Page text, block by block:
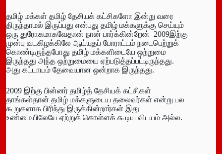
தமிழ் மக்கள் தமிழ் தேசியக் கட்சிகளோ இன்று வரை
திருந்தாமல் இருப்பது என்பது தமிழ் மக்களுக்கு செய்யும்
ஒரு துரோகமாகவேதான் நான் பார்க்கின்றேன் 2009இற்கு
முன்பு வடகிழக்கிலே ஆய்யுதப் போராட்டம் நடைபெற்றுக்
கொண்டிருந்தபோது தமிழ் மக்களிடையே ஒற்றுமை
இருந்தது அந்த ஒற்றுமையை ஏற்படுத்தப்பட்டிருந்தது.
அது கட்டாயம் தேவையான ஒன்றாக இருந்தது.
2009 இற்கு பின்னர் தமிழ்த் தேசியக் கட்சிகள்
தாங்கள்தான் தமிழ் மக்களுடைய தலைவர்கள் என்று பல
கூறுகளாக பிரிந்து இருக்கின்றார்கள் இது
உண்மையிலேயே ஏற்றுக் கொள்ளக் கூடிய விடயம் அல்ல.